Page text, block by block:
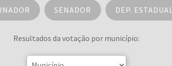
SENADOR DEP.
Resultados da votação por município: